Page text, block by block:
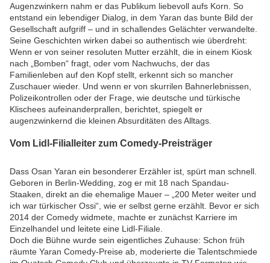
Augenzwinkern nahm er das Publikum liebevoll aufs Korn. So
entstand ein lebendiger Dialog, in dem Yaran das bunte Bild der
Gesellschaft aufgriff – und in schallendes Gelächter verwandelte.
Seine Geschichten wirken dabei so authentisch wie überdreht:
Wenn er von seiner resoluten Mutter erzählt, die in einem Kiosk
nach „Bomben“ fragt, oder vom Nachwuchs, der das
Familienleben auf den Kopf stellt, erkennt sich so mancher
Zuschauer wieder. Und wenn er von skurrilen Bahnerlebnissen,
Polizeikontrollen oder der Frage, wie deutsche und türkische
Klischees aufeinanderprallen, berichtet, spiegelt er
augenzwinkernd die kleinen Absurditäten des Alltags.
Vom Lidl-Filialleiter zum Comedy-Preisträger
Dass Osan Yaran ein besonderer Erzähler ist, spürt man schnell.
Geboren in Berlin-Wedding, zog er mit 18 nach Spandau-
Staaken, direkt an die ehemalige Mauer – „200 Meter weiter und
ich war türkischer Ossi“, wie er selbst gerne erzählt. Bevor er sich
2014 der Comedy widmete, machte er zunächst Karriere im
Einzelhandel und leitete eine Lidl-Filiale.
Doch die Bühne wurde sein eigentliches Zuhause: Schon früh
räumte Yaran Comedy-Preise ab, moderierte die Talentschmiede